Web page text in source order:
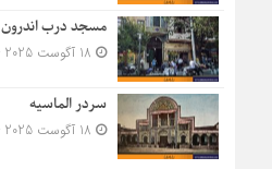
مسجد درب اندرون
سردر الماسیه